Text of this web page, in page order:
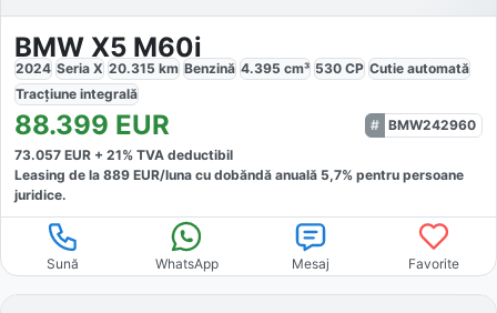
BMW X5 M60i
2024 Seria X 20.315 km Benzină 4.395 cm³ 530 CP Cutie automată
Tracțiune integrală
88.399 EUR
BMW242960
73.057 EUR + 21% TVA deductibil
Leasing de la 889 EUR/luna cu dobăndă anuală 5,7% pentru persoane
juridice.
Sună WhatsApp Mesaj Favorite